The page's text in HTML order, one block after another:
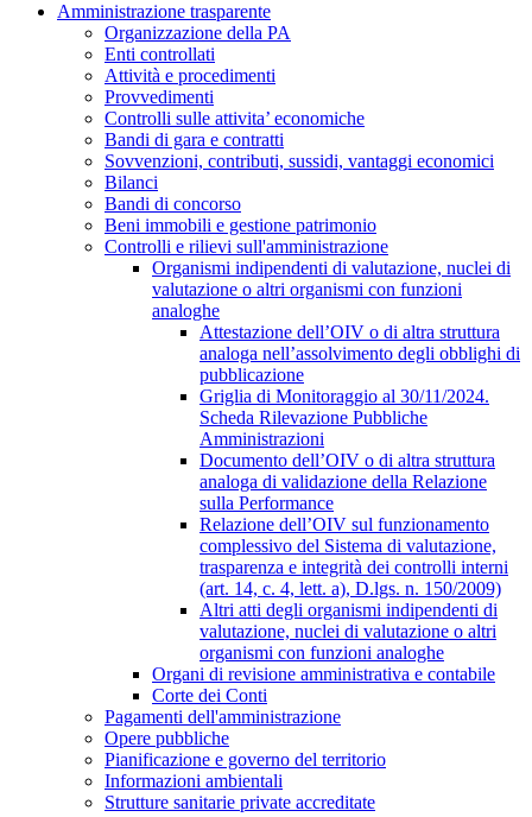
Amministrazione trasparente
Organizzazione della PA
Enti controllati
Attività e procedimenti
Provvedimenti
Controlli sulle attivita’ economiche
Bandi di gara e contratti
Sovvenzioni, contributi, sussidi, vantaggi economici
Bilanci
Bandi di concorso
Beni immobili e gestione patrimonio
Controlli e rilievi sull'amministrazione
Organismi indipendenti di valutazione, nuclei di
valutazione o altri organismi con funzioni
analoghe
Attestazione dell’OIV o di altra struttura
analoga nell’assolvimento degli obblighi di
pubblicazione
Griglia di Monitoraggio al 30/11/2024.
Scheda Rilevazione Pubbliche
Amministrazioni
Documento dell’OIV o di altra struttura
analoga di validazione della Relazione
sulla Performance
Relazione dell’OIV sul funzionamento
complessivo del Sistema di valutazione,
trasparenza e integrità dei controlli interni
(art. 14, c. 4, lett. a), D.lgs. n. 150/2009)
Altri atti degli organismi indipendenti di
valutazione, nuclei di valutazione o altri
organismi con funzioni analoghe
Organi di revisione amministrativa e contabile
Corte dei Conti
Pagamenti dell'amministrazione
Opere pubbliche
Pianificazione e governo del territorio
Informazioni ambientali
Strutture sanitarie private accreditate